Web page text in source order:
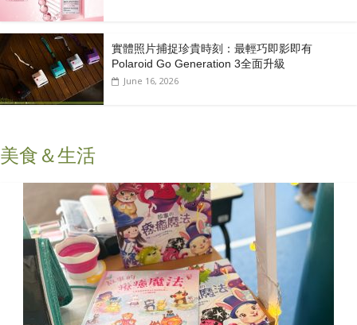
實體照片捕捉珍貴時刻：最輕巧即影即有
Polaroid Go Generation 3全面升級
June 16, 2026
美食＆生活